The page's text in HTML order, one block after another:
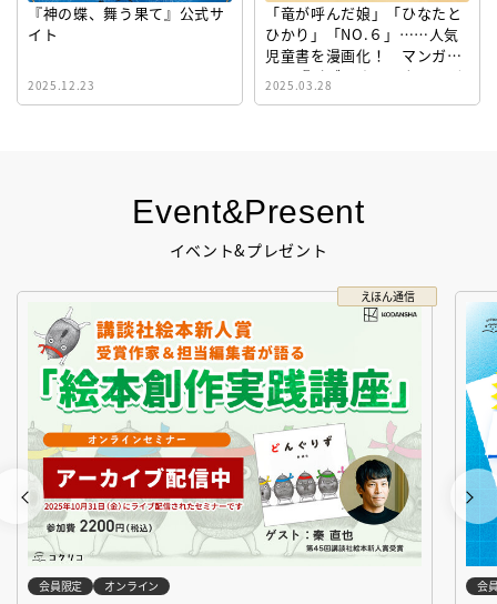
Event&Present
イベント&プレゼント
えほん通信
会員限定 オンライン 会
『神の蝶、舞う果て』公式サ
イト
2025.12.23
「竜が呼んだ娘」「ひなたと
ひかり」「NO.６」……人気
児童書を漫画化！ マンガサ
イト『ビブリオシリウス』誕
生！
2025.03.28